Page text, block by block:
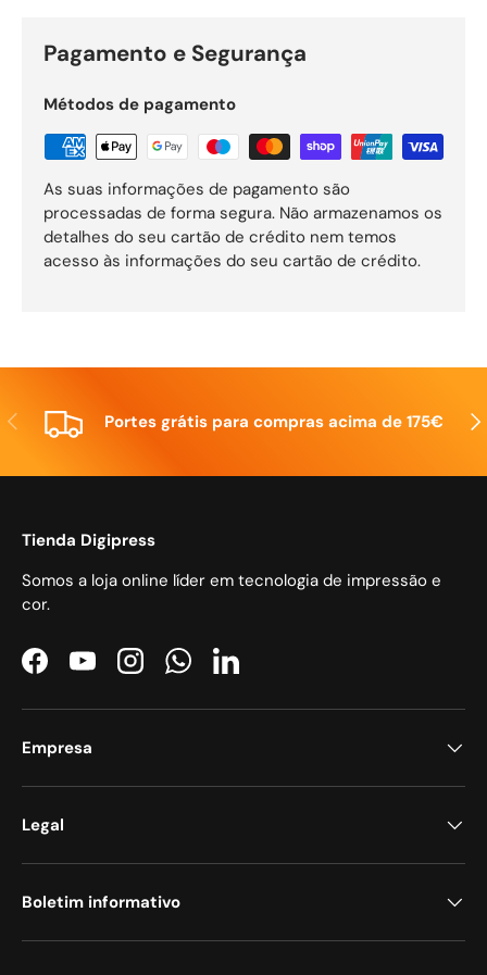
Pagamento e Segurança
Métodos de pagamento
As suas informações de pagamento são
processadas de forma segura. Não armazenamos os
detalhes do seu cartão de crédito nem temos
acesso às informações do seu cartão de crédito.
Anterior Portes grátis para compras acima de 175€
Tienda Digipress
Somos a loja online líder em tecnologia de impressão e
cor.
FacebookYouTubeInstagramWhatsAppLinkedIn
Empresa
Legal
Boletim informativo